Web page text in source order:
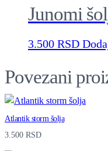
Junomi
3.500 RSD
Povezani
Atlantik storm šolja
3.500 RSD